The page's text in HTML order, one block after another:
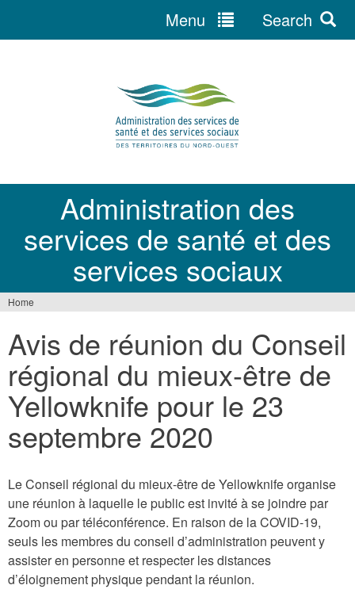
Administration des
services de santé et des
services sociaux
Menu Search
are
here
Home
Avis de réunion du Conseil
régional du mieux-être de
Yellowknife pour le 23
septembre 2020
Le Conseil régional du mieux-être de Yellowknife organise
une réunion à laquelle le public est invité à se joindre par
Zoom ou par téléconférence. En raison de la COVID-19,
seuls les membres du conseil d’administration peuvent y
assister en personne et respecter les distances
d’éloignement physique pendant la réunion.